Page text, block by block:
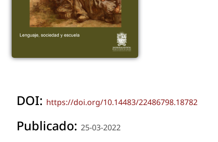
DOI: https://doi.org/10.14483/22486798.18782
Publicado: 25-03-2022